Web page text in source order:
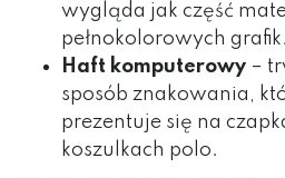
wygląda jak część
pełnokolorowych grafik.
Haft komputerowy –
sposób znakowania,
prezentuje się na
koszulkach polo.